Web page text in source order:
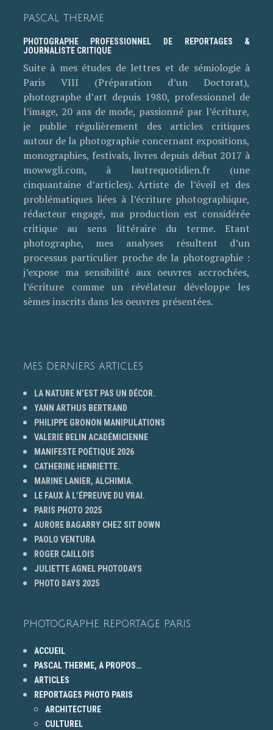
PASCAL THERME
PHOTOGRAPHE PROFESSIONNEL DE REPORTAGES &
JOURNALISTE CRITIQUE
Suite à mes études de lettres et de sémiologie à
Paris VIII (Préparation d’un Doctorat),
photographe d’art depuis 1980, professionnel de
l’image, 20 ans de mode, passionné par l’écriture,
je publie régulièrement des articles critiques
autour de la photographie concernant expositions,
monographies, festivals, livres depuis début 2017 à
mowwgli.com, à lautrequotidien.fr (une
cinquantaine d’articles). Artiste de l’éveil et des
problématiques liées à l’écriture photographique,
rédacteur engagé, ma production est considérée
critique au sens littéraire du terme. Etant
photographe, mes analyses résultent d’un
processus particulier proche de la photographie :
j’expose ma sensibilité aux oeuvres accrochées,
l’écriture comme un révélateur développe les
sèmes inscrits dans les oeuvres présentées.
MES DERNIERS ARTICLES
LA NATURE N’EST PAS UN DÉCOR.
YANN ARTHUS BERTRAND
PHILIPPE GRONON MANIPULATIONS
VALERIE BELIN ACADÉMICIENNE
MANIFESTE POÉTIQUE 2026
CATHERINE HENRIETTE.
MARINE LANIER, ALCHIMIA.
LE FAUX À L’ÉPREUVE DU VRAI.
PARIS PHOTO 2025
AURORE BAGARRY CHEZ SIT DOWN
PAOLO VENTURA
ROGER CAILLOIS
JULIETTE AGNEL PHOTODAYS
PHOTO DAYS 2025
PHOTOGRAPHE REPORTAGE PARIS
ACCUEIL
PASCAL THERME, A PROPOS…
ARTICLES
REPORTAGES PHOTO PARIS
ARCHITECTURE
CULTUREL